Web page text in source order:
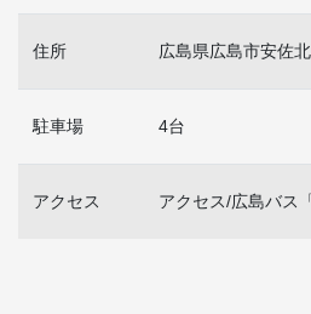
住所 広島県広島市安佐
駐車場 4台
アクセス アクセス/広島バス